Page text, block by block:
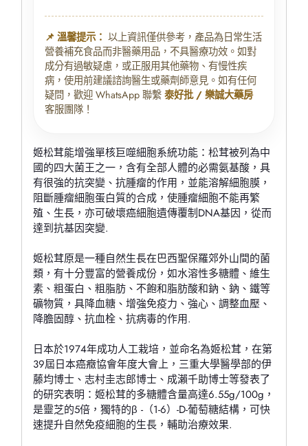
📌 溫馨提示： 以上資訊僅供參考，產品為日常生活
營養補充食品而非醫藥用品，不具醫療功效。如對
成分有過敏疑慮，或正服用其他藥物、有慢性疾
病，使用前建議諮詢醫生或藥劑師意見。如有任何
疑問，歡迎 WhatsApp 聯繫 泰好批 / 樂誠大藥房
客服團隊！
姬松茸能增強單核巨噬細胞系統功能：松茸被列為中
國的四大菌王之一，含有全部人體的必需氨基酸，具
有很強的抗突變、抗腫瘤的作用，並能溶解細胞膜，
阻斷腫瘤細胞蛋白質的合成，使腫瘤細胞不能再繁
殖、生長，亦可破壞癌細胞遺傳覆制DNA基因，從而
達到抗基因突變.
姬松茸原是一種自然生長在巴西聖保羅郊外山間的菌
類，有十分豐富的營養成份，如水溶性多糖體、維生
素、粗蛋白、粗脂肪、不飽和脂肪酸和鈉、鈉、鐵等
礦物質，具降血糖、增強免疫力、強心、調整血壓、
降膽固醇、抗血栓、抗病毒的作用.
日本於1974年成功人工栽培，並命名為姬松茸，在第
39屆日本癌癥協會年度大會上，三重大學醫學部的伊
藤均博士、志村圭志郎博士、成瀨千助博士等發表了
的研究表明：姬松茸的多糖體含量高達6.55g/100g，
是靈芝的5倍，獨特的β -（1-6）-D-葡萄糖結構，可快
速提升自然免疫細胞的生長，輔助治療效果.